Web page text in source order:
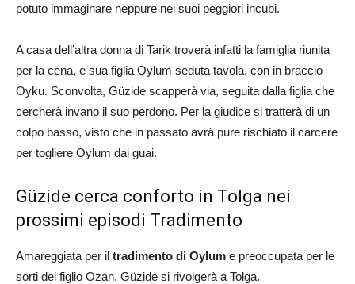
potuto immaginare neppure nei suoi peggiori incubi.
A casa dell’altra donna di Tarik troverà infatti la famiglia riunita
per la cena, e sua figlia Oylum seduta tavola, con in braccio
Oyku. Sconvolta, Güzide scapperà via, seguita dalla figlia che
cercherà invano il suo perdono. Per la giudice si tratterà di un
colpo basso, visto che in passato avrà pure rischiato il carcere
per togliere Oylum dai guai.
Güzide cerca conforto in Tolga nei
prossimi episodi Tradimento
Amareggiata per il tradimento di Oylum e preoccupata per le
sorti del figlio Ozan, Güzide si rivolgerà a Tolga.